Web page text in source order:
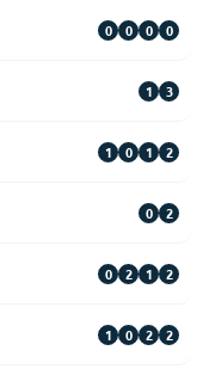
0 0 0 0
1 3
1 0 1 2
0 2
0 2 1 2
1 0 2 2